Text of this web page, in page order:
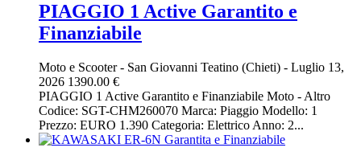
PIAGGIO 1 Active Garantito e
Finanziabile
Moto e Scooter- San Giovanni Teatino (Chieti) - Luglio 13,
2026 1390.00 €
PIAGGIO 1 Active Garantito e Finanziabile Moto - Altro
Codice: SGT-CHM260070 Marca: Piaggio Modello: 1
Prezzo: EURO 1.390 Categoria: Elettrico Anno: 2...